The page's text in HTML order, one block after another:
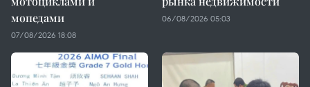
мопедами
07/08/2026 18:08
06/08/2026 05:03